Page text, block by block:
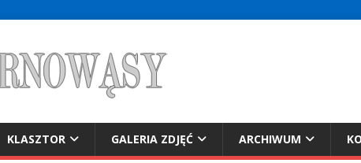
KLASZTOR GALERIA ZDJĘĆ ARCHIWUM